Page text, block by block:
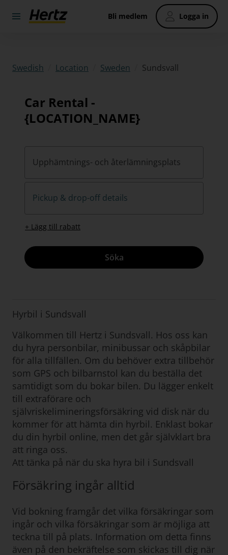
Bli medlem Logga in
Swedish Location Sweden Sundsvall
Car Rental -
{LOCATION_NAME}
Upphämtnings- och återlämningsplats
Pickup & drop-off details
+ Lägg till rabatt
Söka
Hyrbil i Sundsvall
Välkommen till Hertz i Sundsvall. Hos oss kan
du hyra personbilar, minibussar och skåpbilar
för alla tillfällen. Om du behöver extra tillbehör
som GPS och bilbarnstol kan du beställa det
samtidigt som du bokar bilen. Du lägger enkelt
till extraförare och
självriskelimineringsförsäkring vid disk när du
kommer för att hämta din hyrbil. Enklast bokar
du din hyrbil online, men det går självklart bra
att ringa oss.
Att tänka på när du ska hyra bil i Sundsvall
Försäkring ingår alltid
Vid bokning framgår det vilka försäkringar som
ingår och vilka försäkringar som är möjliga att
teckna till på plats. Information om detta finns
även på den bekräftelse som skickas till dig när